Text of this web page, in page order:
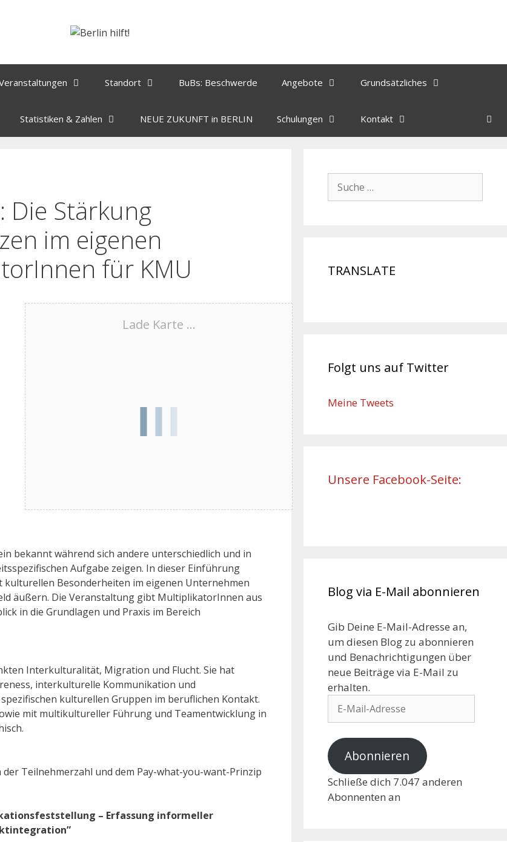
Standort BuBs: Beschwerde Angebote Grundsätzliches
Statistiken & Zahlen NEUE ZUKUNFT in BERLIN Schulungen Kontakt
Die Stärkung
im eigenen
für KMU
Lade Karte ...
bekannt während sich andere unterschiedlich und in
Aufgabe zeigen. In dieser Einführung
Besonderheiten im eigenen Unternehmen
äußern. Die Veranstaltung gibt MultiplikatorInnen aus
in die Grundlagen und Praxis im Bereich
Interkulturalität, Migration und Flucht. Sie hat
interkulturelle Kommunikation und
kulturellen Gruppen im beruflichen Kontakt.
mit multikultureller Führung und Teamentwicklung in
Teilnehmerzahl und dem Pay-what-you-want-Prinzip
– Erfassung informeller
TRANSLATE
Folgt uns auf Twitter
Meine Tweets
Unsere Facebook-Seite:
Blog via E-Mail abonnieren
Gib Deine E-Mail-Adresse an,
um diesen Blog zu abonnieren
und Benachrichtigungen über
neue Beiträge via E-Mail zu
erhalten.
Abonnieren
Schließe dich 7.047 anderen
Abonnenten an